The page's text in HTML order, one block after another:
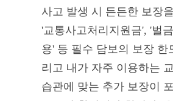
사고 발생 시 든든한 보장
'교통사고처리지원금', '벌
용' 등 필수 담보의 보장 한
리고 내가 자주 이용하는
습관에 맞는 추가 보장이